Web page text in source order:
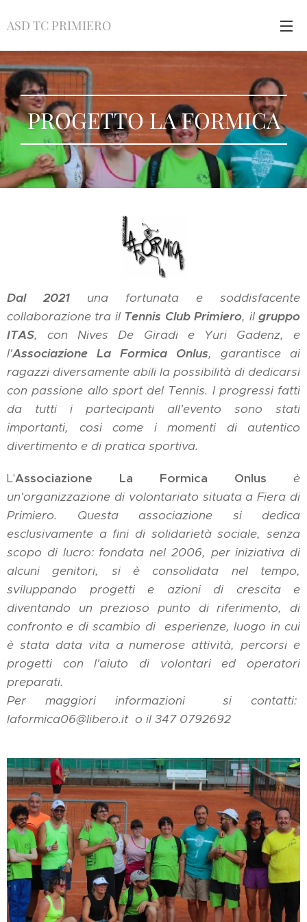
ASD TC PRIMIERO
PROGETTO LA FORMICA
Dal 2021 una fortunata e soddisfacente
collaborazione tra il Tennis Club Primiero, ilgruppo
ITAS, conNives De Giradi
e Yuri Gadenz, e
l'Associazione La Formica Onlus, garantisce ai
ragazzi diversamente abili la possibilità di dedicarsi
con passione allo sport del Tennis. I progressi fatti
da tutti i partecipanti all'evento sono stati
importanti, cosi come i momenti di autentico
divertimento e di pratica sportiva.
L'Associazione La Formica Onlus
è
un'organizzazione di volontariato situata a Fiera di
Primiero. Questa associazione si dedica
esclusivamente a fini di solidarietà sociale, senza
scopo di lucro: fondata nel 2006, per iniziativa di
alcuni genitori, si è consolidata nel tempo,
sviluppando progetti e azioni di crescita e
diventando un prezioso punto di riferimento, di
confronto e di scambio di esperienze, luogo in cui
è stata data vita a numerose attività, percorsi e
progetti con l'aiuto di volontari ed operatori
preparati.
Per maggiori informazioni si contatti:
laformica06@libero.it o il 347 0792692